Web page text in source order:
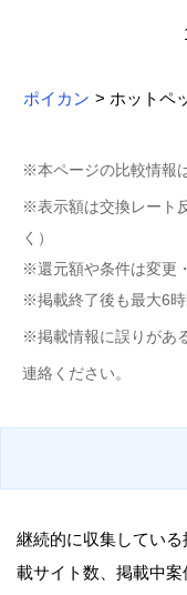
ポイカン > ホットペ
※本ページの比較情報
※表示額は交換レート
く）
※還元額や条件は変更
※掲載終了後も最大6時
※掲載情報に誤りがあ
連絡ください。
継続的に収集してい
載サイト数、掲載中